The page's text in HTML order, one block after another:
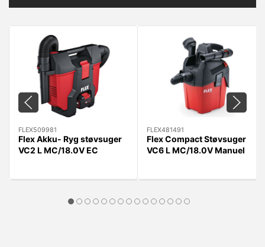
FLEX509981
Flex Akku- Ryg støvsuger
VC2 L MC/18.0V EC
FLEX481491
Flex Compact Støvsuger
VC6 L MC/18.0V Manuel